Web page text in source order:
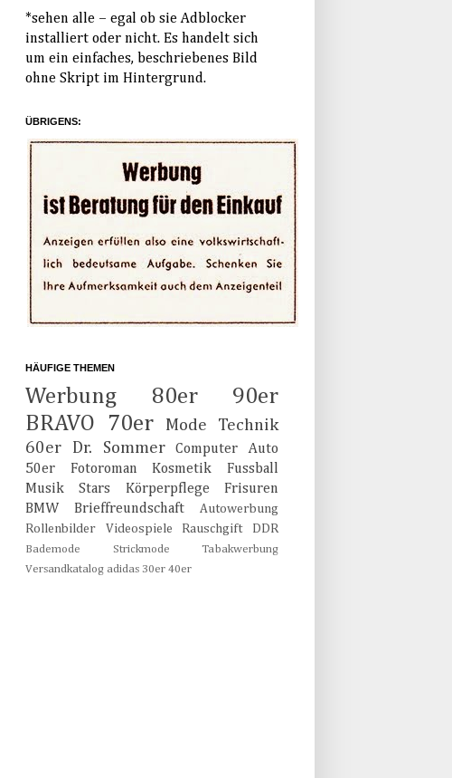
*sehen alle – egal ob sie Adblocker
installiert oder nicht. Es handelt sich
um ein einfaches, beschriebenes Bild
ohne Skript im Hintergrund.
ÜBRIGENS:
HÄUFIGE THEMEN
Werbung 80er
90er
BRAVO
70er Mode
Technik
60er
Dr. Sommer Computer
Auto
50er
Fotoroman Kosmetik
Fussball
Musik
Stars Körperpflege
Frisuren
BMW
Brieffreundschaft
Autowerbung
Rollenbilder
Videospiele Rauschgift DDR
Bademode Strickmode
Tabakwerbung
Versandkatalog adidas 30er 40er